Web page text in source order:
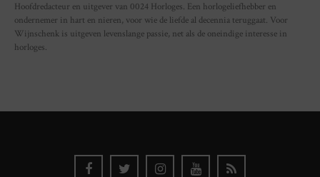
Hoofdredacteur en uitgever van 0024 Horloges. Een horlogeliefhebber en
ondernemer in hart en nieren, voor wie de liefde al decennia teruggaat. Voor
Wijnschenk is uitgeven levenslange passie, net als de oneindige interesse in
horloges.